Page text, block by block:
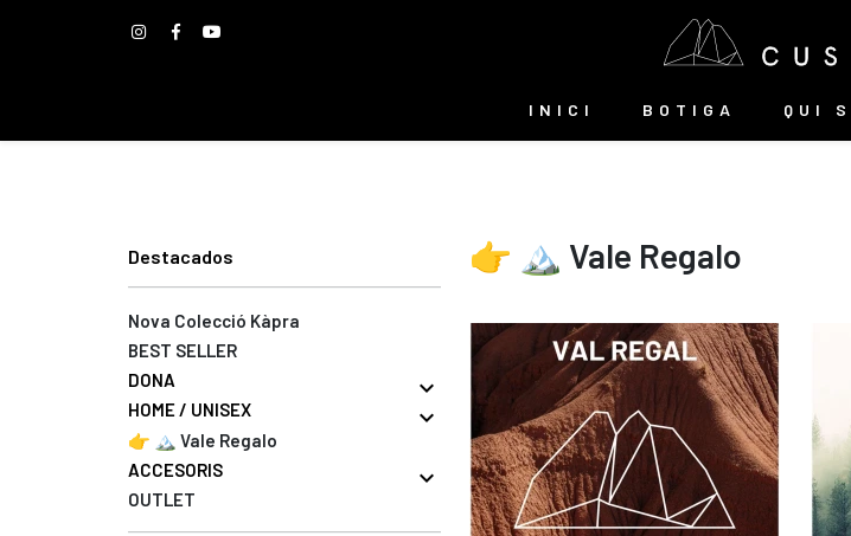
INICI BOTIGA QUI
Destacados
Nova Colecció Kàpra
BEST SELLER
DONA
expand_more
HOME / UNISEX expand_more
👉 🏔️ Vale Regalo
ACCESORIS
expand_more
OUTLET
👉 🏔️ Vale Regalo